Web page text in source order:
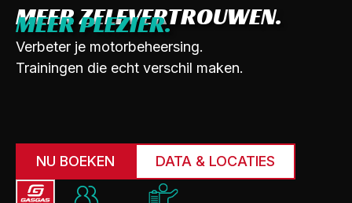
MEER ZELFVERTROUWEN.
MEER PLEZIER.
Verbeter je motorbeheersing.
Trainingen die echt verschil maken.
NU BOEKEN DATA & LOCATIES